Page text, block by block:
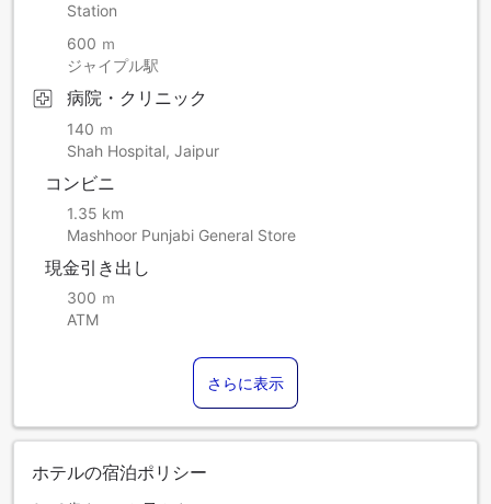
Station
600 ｍ
ジャイプル駅
病院・クリニック
140 ｍ
Shah Hospital, Jaipur
コンビニ
1.35 km
Mashhoor Punjabi General Store
現金引き出し
300 ｍ
ATM
さらに表示
ホテルの宿泊ポリシー